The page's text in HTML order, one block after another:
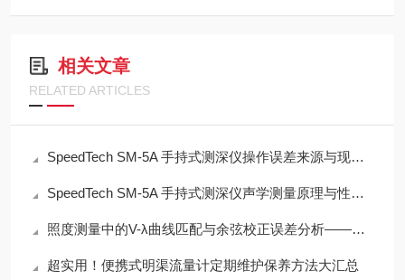
相关文章
RELATED ARTICLES
SpeedTech SM-5A 手持式测深仪操作误差来源与现场应用技术规范
SpeedTech SM-5A 手持式测深仪声学测量原理与性能分析
照度测量中的V-λ曲线匹配与余弦校正误差分析——以硅光电二极管照度计为例
超实用！便携式明渠流量计定期维护保养方法大汇总